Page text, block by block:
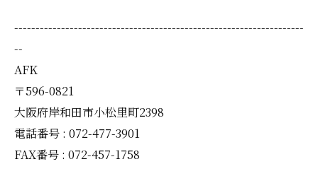
--------------------------------------------------------------------
--
AFK
〒596-0821
大阪府岸和田市小松里町2398
電話番号 : 072-477-3901
FAX番号 : 072-457-1758